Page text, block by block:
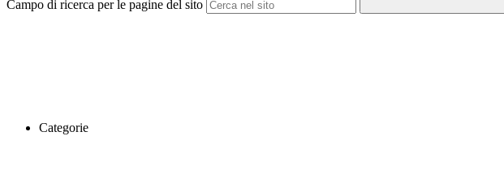
Campo di ricerca per le pagine del sito
Categorie